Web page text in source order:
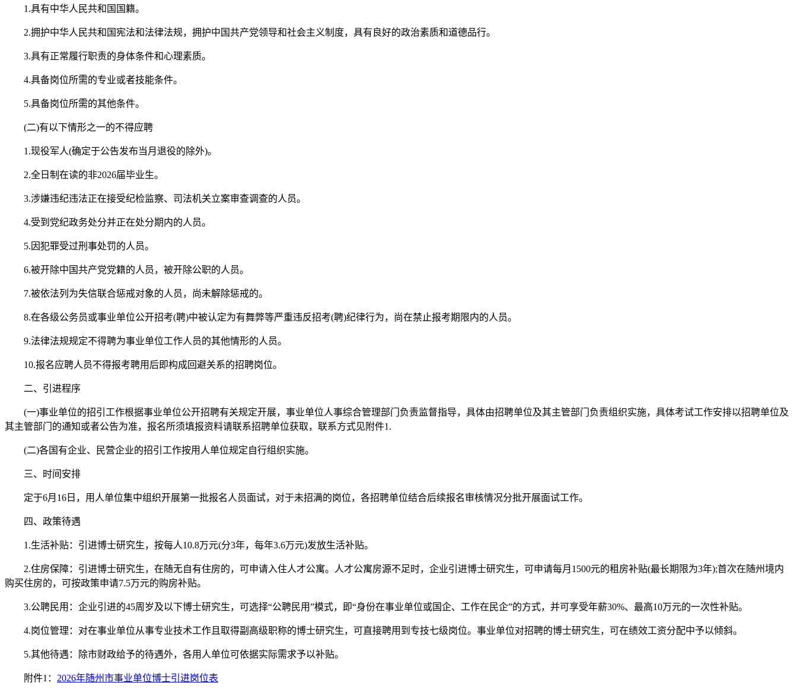
1.具有中华人民共和国国籍。
2.拥护中华人民共和国宪法和法律法规，拥护中国共产党领导和社会主义制度，具有良好的政治素质和道德品行。
3.具有正常履行职责的身体条件和心理素质。
4.具备岗位所需的专业或者技能条件。
5.具备岗位所需的其他条件。
(二)有以下情形之一的不得应聘
1.现役军人(确定于公告发布当月退役的除外)。
2.全日制在读的非2026届毕业生。
3.涉嫌违纪违法正在接受纪检监察、司法机关立案审查调查的人员。
4.受到党纪政务处分并正在处分期内的人员。
5.因犯罪受过刑事处罚的人员。
6.被开除中国共产党党籍的人员，被开除公职的人员。
7.被依法列为失信联合惩戒对象的人员，尚未解除惩戒的。
8.在各级公务员或事业单位公开招考(聘)中被认定为有舞弊等严重违反招考(聘)纪律行为，尚在禁止报考期限内的人员。
9.法律法规规定不得聘为事业单位工作人员的其他情形的人员。
10.报名应聘人员不得报考聘用后即构成回避关系的招聘岗位。
二、引进程序
(一)事业单位的招引工作根据事业单位公开招聘有关规定开展，事业单位人事综合管理部门负责监督指导，具体由招聘单位及其主管部门负责组织实施，具体考试工作安排以招聘单位及
其主管部门的通知或者公告为准，报名所须填报资料请联系招聘单位获取，联系方式见附件1.
(二)各国有企业、民营企业的招引工作按用人单位规定自行组织实施。
三、时间安排
定于6月16日，用人单位集中组织开展第一批报名人员面试，对于未招满的岗位，各招聘单位结合后续报名审核情况分批开展面试工作。
四、政策待遇
1.生活补贴：引进博士研究生，按每人10.8万元(分3年，每年3.6万元)发放生活补贴。
2.住房保障：引进博士研究生，在随无自有住房的，可申请入住人才公寓。人才公寓房源不足时，企业引进博士研究生，可申请每月1500元的租房补贴(最长期限为3年);首次在随州境内
购买住房的，可按政策申请7.5万元的购房补贴。
3.公聘民用：企业引进的45周岁及以下博士研究生，可选择“公聘民用”模式，即“身份在事业单位或国企、工作在民企”的方式，并可享受年薪30%、最高10万元的一次性补贴。
4.岗位管理：对在事业单位从事专业技术工作且取得副高级职称的博士研究生，可直接聘用到专技七级岗位。事业单位对招聘的博士研究生，可在绩效工资分配中予以倾斜。
5.其他待遇：除市财政给予的待遇外，各用人单位可依据实际需求予以补贴。
附件1： 2026年随州市事业单位博士引进岗位表